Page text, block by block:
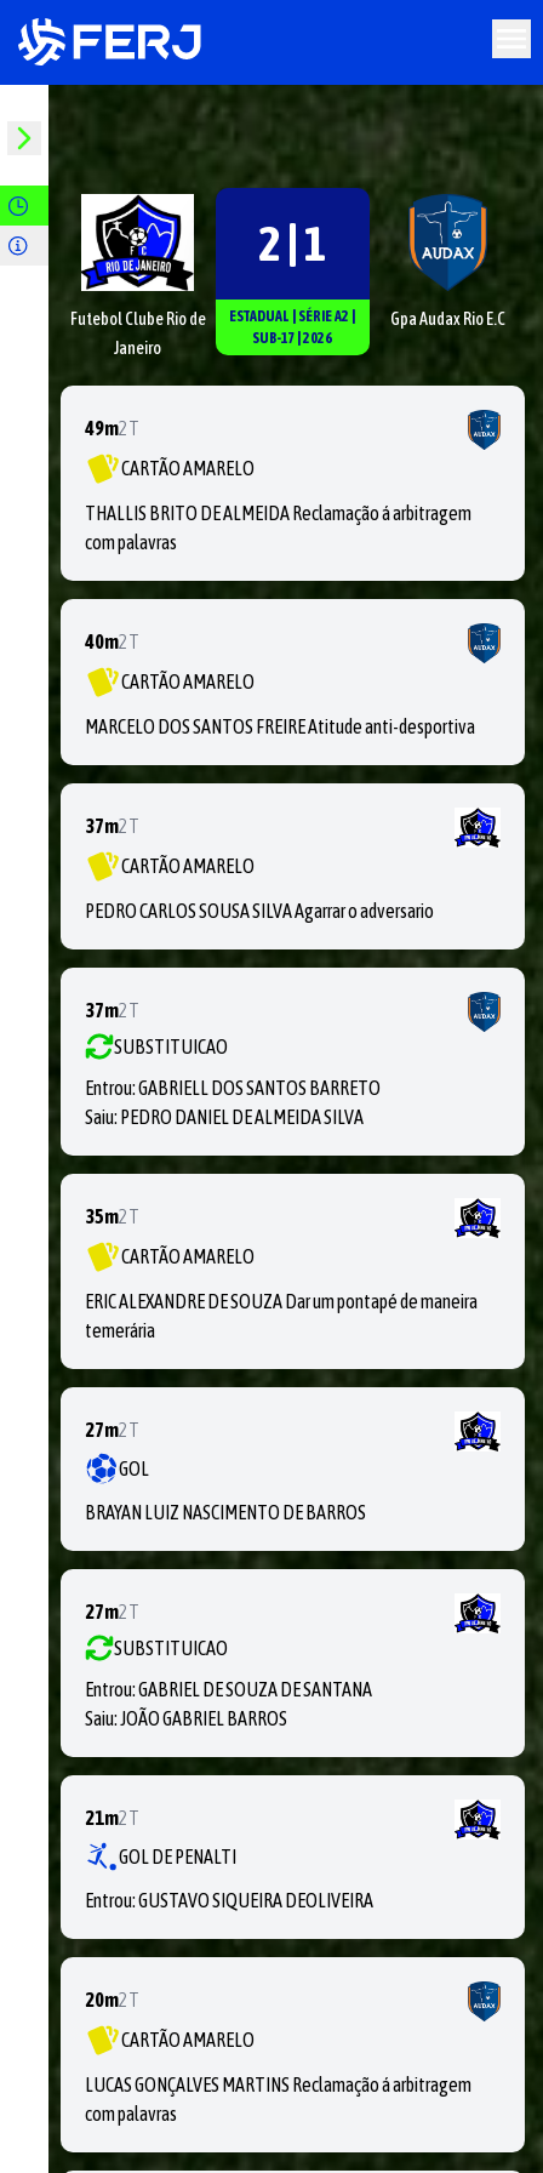
Futebol Clube Rio de
Janeiro
2 | 1
ESTADUAL SÉRIEA2
SUB-17 2026
Gpa Audax Rio E.C
49m2T
CARTÃO AMARELO
THALLIS BRITO DE ALMEIDA Reclamação á arbitragem
com palavras
40m2T
CARTÃO AMARELO
MARCELO DOS SANTOS FREIRE Atitude anti-desportiva
37m2T
CARTÃO AMARELO
PEDRO CARLOS SOUSA SILVA Agarrar o adversario
37m2T
SUBSTITUICAO
Entrou:GABRIELL DOS SANTOS BARRETO
Saiu: PEDRO DANIEL DE ALMEIDA SILVA
35m2T
CARTÃO AMARELO
ERIC ALEXANDRE DE SOUZA Dar um pontapé de maneira
temerária
27m2T
GOL
BRAYAN LUIZ NASCIMENTO DE BARROS
27m2T
SUBSTITUICAO
Entrou:GABRIEL DE SOUZA DE SANTANA
Saiu:JOÃO GABRIEL BARROS
21m2T
GOL DE PENALTI
Entrou:GUSTAVO SIQUEIRA DEOLIVEIRA
20m2T
CARTÃO AMARELO
LUCAS GONÇALVES MARTINS Reclamação á arbitragem
com palavras